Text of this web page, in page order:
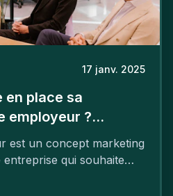
17 janv. 2025
en place sa
employeur ?
est un concept marketing
qui souhaite